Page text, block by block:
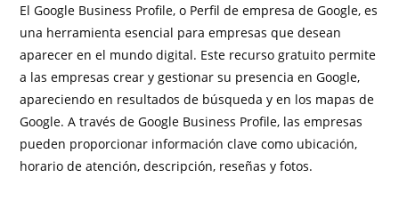
El Google Business Profile, o Perfil de empresa de Google, es
una herramienta esencial para empresas que desean
aparecer en el mundo digital. Este recurso gratuito permite
a las empresas crear y gestionar su presencia en Google,
apareciendo en resultados de búsqueda y en los mapas de
Google. A través de Google Business Profile, las empresas
pueden proporcionar información clave como ubicación,
horario de atención, descripción, reseñas y fotos.